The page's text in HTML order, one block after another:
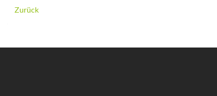
Beitrags-
Zurück